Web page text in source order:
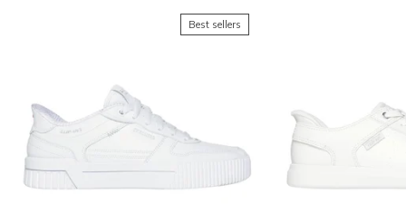
Best sellers